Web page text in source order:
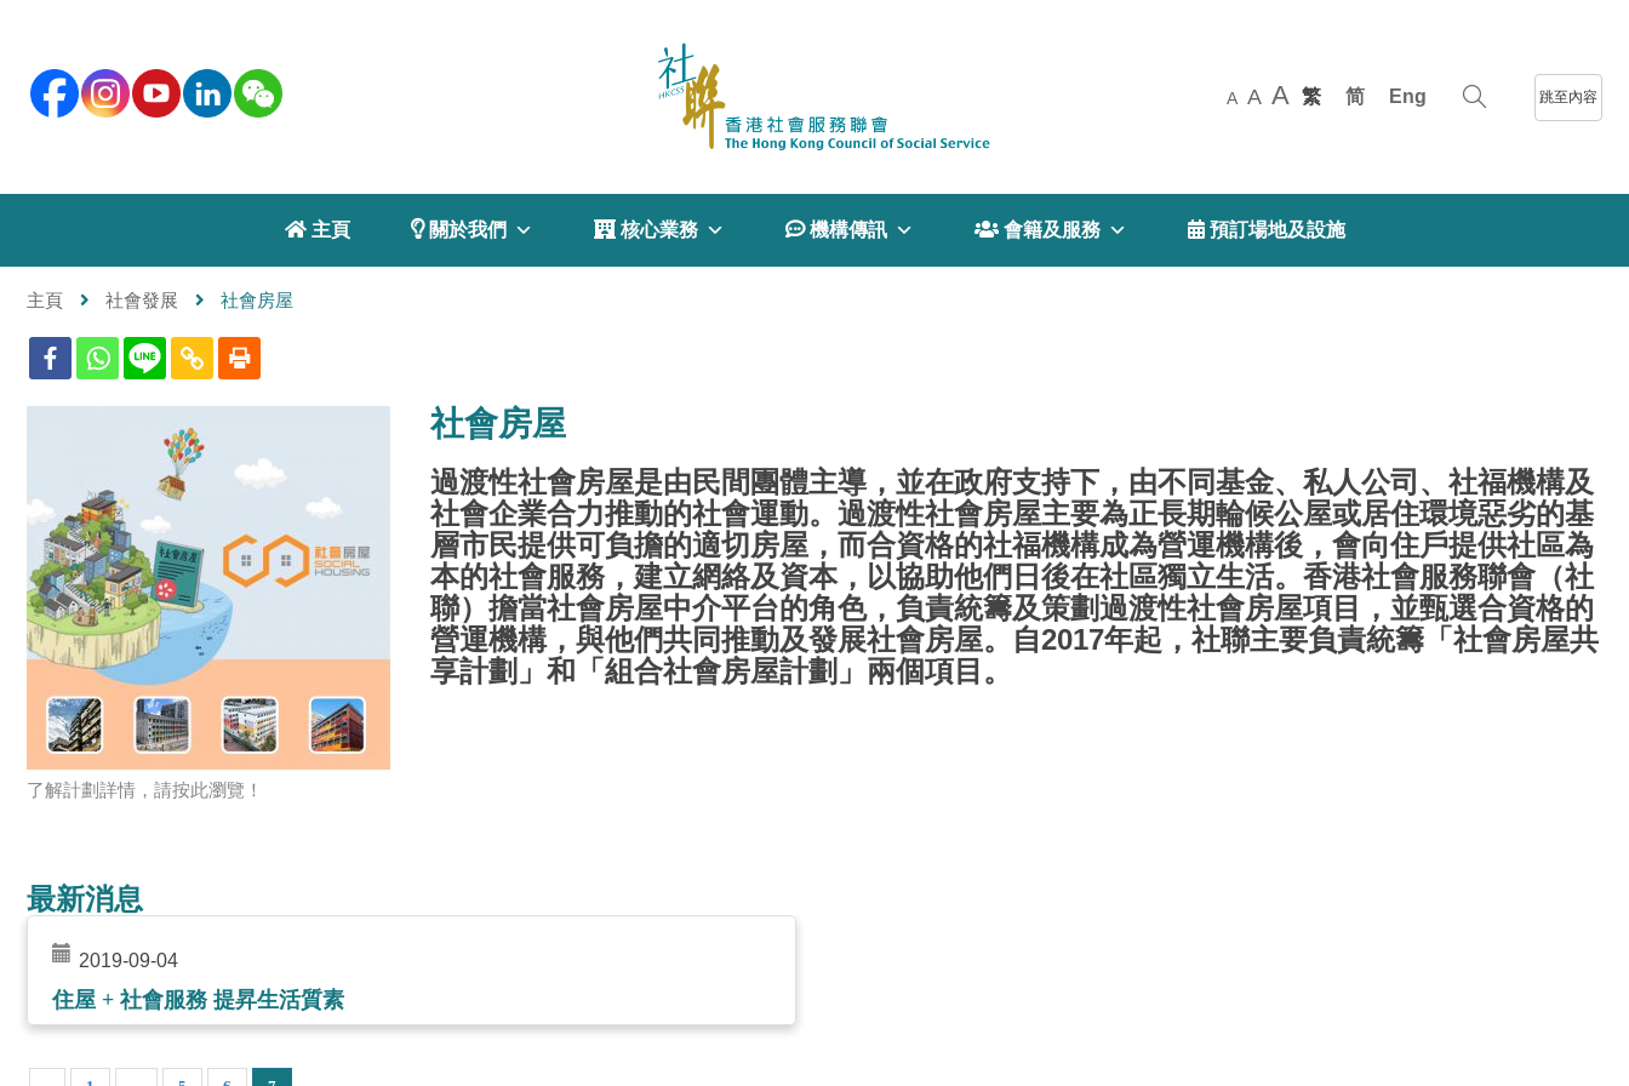
A A A 繁 简 Eng 跳至內容
 主頁  關於我們  核心業務  機構傳訊  會籍及服務  預訂場地及設施
主頁 社會發展 社會房屋
了解計劃詳情，請按此瀏覽！
社會房屋
過渡性社會房屋是由民間團體主導，並在政府支持下，由不同基金、私人公司、社福機構及
社會企業合力推動的社會運動。過渡性社會房屋主要為正長期輪候公屋或居住環境惡劣的基
層市民提供可負擔的適切房屋，而合資格的社福機構成為營運機構後，會向住戶提供社區為
本的社會服務，建立網絡及資本，以協助他們日後在社區獨立生活。香港社會服務聯會（社
聯）擔當社會房屋中介平台的角色，負責統籌及策劃過渡性社會房屋項目，並甄選合資格的
營運機構，與他們共同推動及發展社會房屋。自2017年起，社聯主要負責統籌「社會房屋共
享計劃」和「組合社會房屋計劃」兩個項目。
最新消息
2019-09-04
住屋 + 社會服務 提昇生活質素